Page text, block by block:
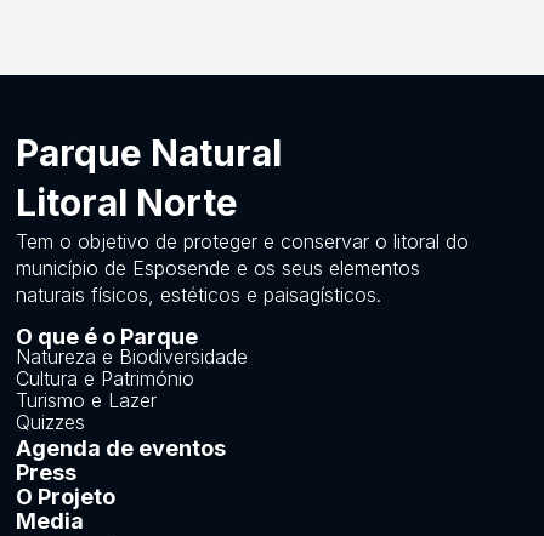
Parque Natural
Litoral Norte
Tem o objetivo de proteger e conservar o litoral do
município de Esposende e os seus elementos
naturais físicos, estéticos e paisagísticos.
O que é o Parque
Natureza e Biodiversidade
Cultura e Património
Turismo e Lazer
Quizzes
Agenda de eventos
Press
O Projeto
Media